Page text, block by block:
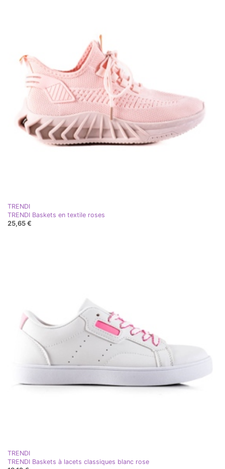
TRENDI
TRENDI Baskets en textile roses
25,65 €
TRENDI
TRENDI Baskets à lacets classiques blanc rose